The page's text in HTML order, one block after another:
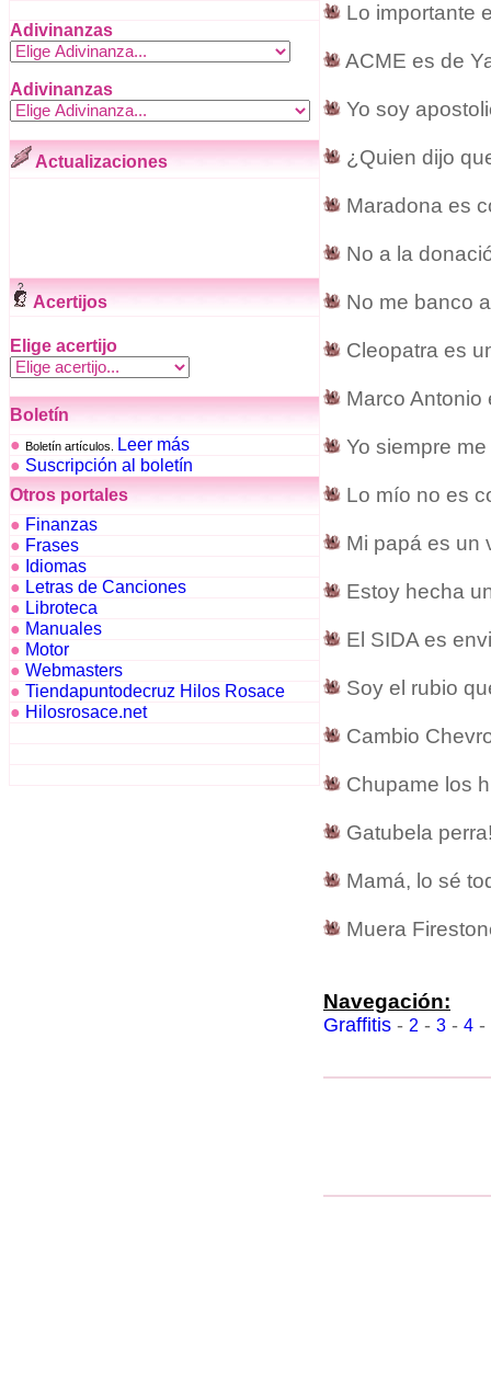
Adivinanzas
Adivinanzas
Actualizaciones
Acertijos
Elige acertijo
Boletín
● Boletín artículos.
Leer más
● Suscripción al boletín
Otros portales
● Finanzas
● Frases
● Idiomas
● Letras de Canciones
● Libroteca
● Manuales
● Motor
● Webmasters
● Tiendapuntodecruz Hilos Rosace
● Hilosrosace.net
Lo importante
ACME es de
Yo soy
¿Quien dijo
Maradona es
No a la
No me banco
Cleopatra es
Marco Antonio
Yo siempre
Lo mío no es
Mi papá es un
Estoy hecha
El SIDA es
Soy el rubio
Cambio
Chupame los
Gatubela
Mamá, lo sé
Muera
Navegación:
Graffitis - 2 - 3 - 4 -